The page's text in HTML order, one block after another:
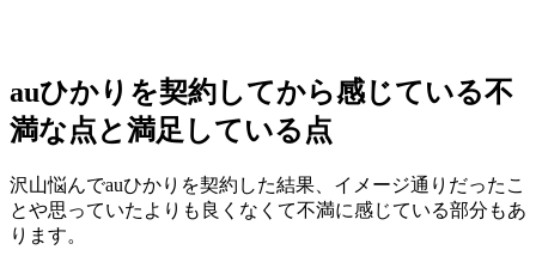
auひかりを契約してから感じている不
満な点と満足している点
沢山悩んでauひかりを契約した結果、イメージ通りだったこ
とや思っていたよりも良くなくて不満に感じている部分もあ
ります。